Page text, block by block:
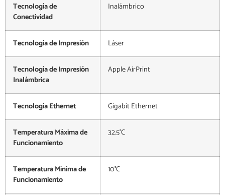
Tecnología de
Conectividad
Inalámbrico
Tecnología de Impresión Láser
Tecnología de Impresión
Inalámbrica
Apple AirPrint
Tecnología Ethernet Gigabit Ethernet
Temperatura Máxima de
Funcionamiento
32.5°C
Temperatura Mínima de
Funcionamiento
10°C